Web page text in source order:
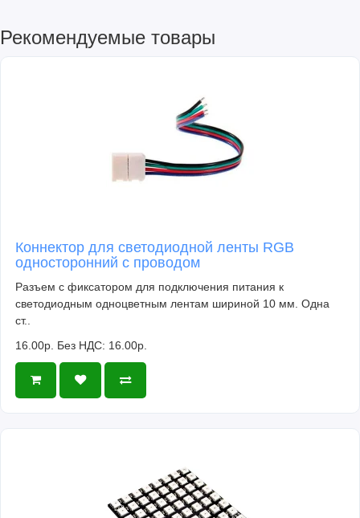
Рекомендуемые товары
Коннектор для светодиодной ленты RGB
односторонний с проводом
Разъем с фиксатором для подключения питания к
светодиодным одноцветным лентам шириной 10 мм. Одна
ст..
16.00р. Без НДС: 16.00р.